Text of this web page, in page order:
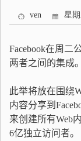
ven 星
Facebook在周二
两者之间的集成。
此举将放在围绕
内容分享到
来创建所有Web
6亿独立访问者。